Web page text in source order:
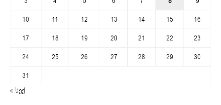
10
11 12 13 14 15
16
17
18 19 20 21 22
23
24
25 26 27 28 29
30
31
« სექ